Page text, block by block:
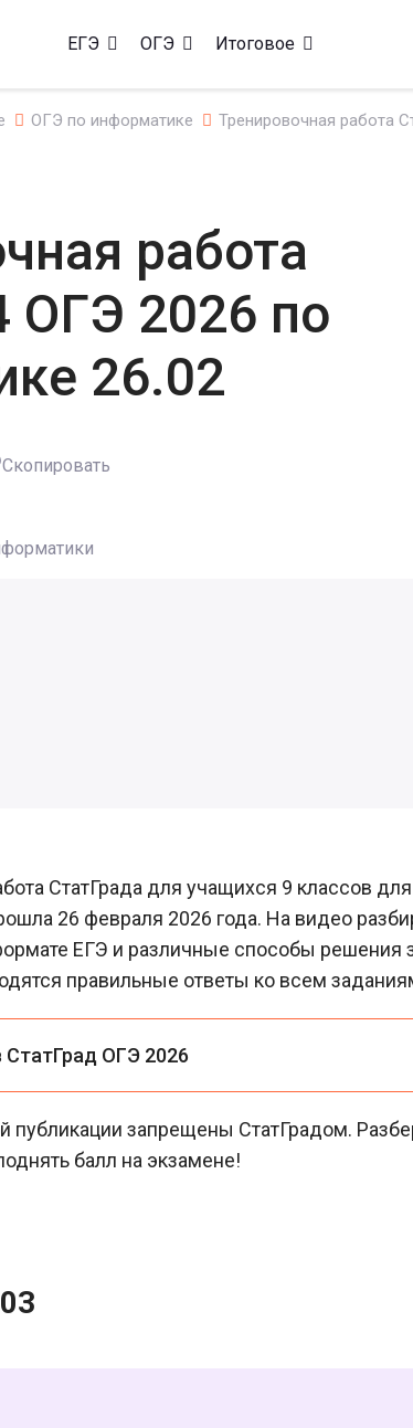
ЕГЭ ОГЭ Итоговое
ОГЭ по информатике Тренировочная работа
работа
ОГЭ 2026 по
26.02
Скопировать
СтатГрада для учащихся 9 классов
26 февраля 2026 года. На видео
ЕГЭ и различные способы решения
правильные ответы ко всем
СтатГрад ОГЭ 2026
публикации запрещены СтатГрадом.
балл на экзамене!